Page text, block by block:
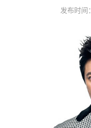
发布时间